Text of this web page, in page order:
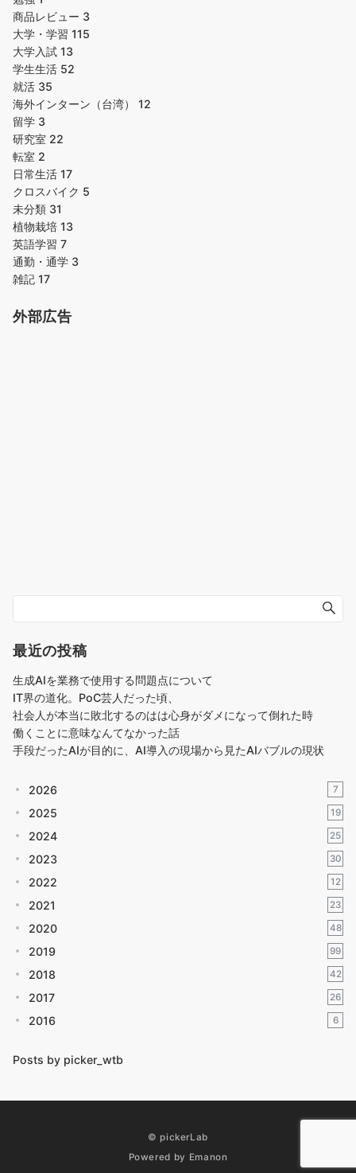
商品レビュー 3
大学・学習 115
大学入試 13
学生生活 52
就活 35
海外インターン（台湾） 12
留学 3
研究室 22
転室 2
日常生活 17
クロスバイク 5
未分類 31
植物栽培 13
英語学習 7
通勤・通学 3
雑記 17
外部広告
最近の投稿
生成AIを業務で使用する問題点について
IT界の道化。PoC芸人だった頃、
社会人が本当に敗北するのはは心身がダメになって倒れた時
働くことに意味なんてなかった話
手段だったAIが目的に、AI導入の現場から見たAIバブルの現状
2026 7
2025 19
2024 25
2023 30
2022 12
2021 23
2020 48
2019 99
2018 42
2017 26
2016 6
Posts by picker_wtb
© pickerLab
Powered by Emanon